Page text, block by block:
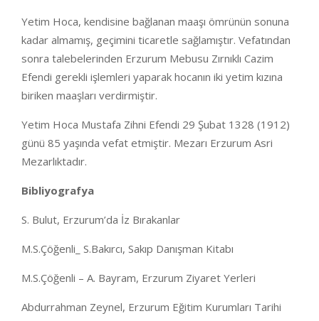
Yetim Hoca, kendisine bağlanan maaşı ömrünün sonuna
kadar almamış, geçimini ticaretle sağlamıştır. Vefatından
sonra talebelerinden Erzurum Mebusu Zırnıklı Cazim
Efendi gerekli işlemleri yaparak hocanın iki yetim kızına
biriken maaşları verdirmiştir.
Yetim Hoca Mustafa Zihni Efendi 29 Şubat 1328 (1912)
günü 85 yaşında vefat etmiştir. Mezarı Erzurum Asri
Mezarlıktadır.
Bibliyografya
S. Bulut, Erzurum’da İz Bırakanlar
M.S.Çöğenli_ S.Bakırcı, Sakıp Danışman Kitabı
M.S.Çöğenli – A. Bayram, Erzurum Ziyaret Yerleri
Abdurrahman Zeynel, Erzurum Eğitim Kurumları Tarihi